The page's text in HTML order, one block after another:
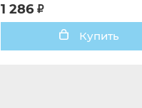
1 286
Купить